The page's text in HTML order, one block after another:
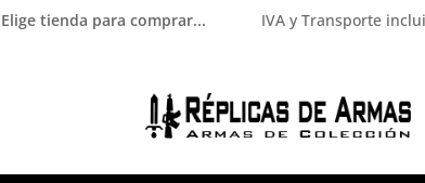
Elige tienda para comprar... IVA y Transporte